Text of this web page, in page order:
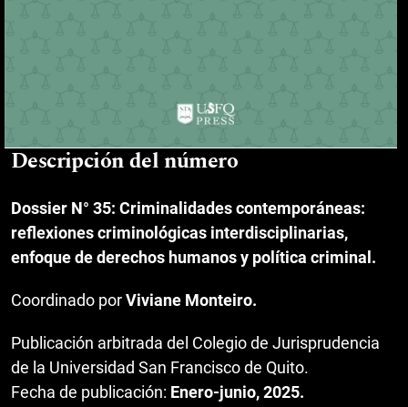
Descripción del número
Dossier N° 35: Criminalidades contemporáneas:
reflexiones criminológicas interdisciplinarias,
enfoque de derechos humanos y política criminal.
Coordinado porViviane Monteiro.
Publicación arbitrada del Colegio de Jurisprudencia
de la Universidad San Francisco de Quito.
Fecha de publicación: Enero-junio, 2025.